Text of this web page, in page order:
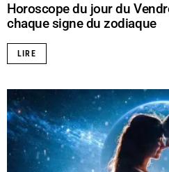
Horoscope du jour du
chaque signe du zodiaque
LIRE